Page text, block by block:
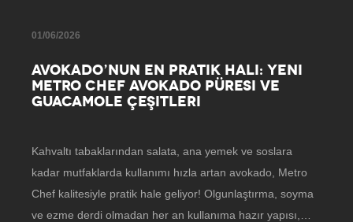
01/06/2026
AVOKADO’NUN EN PRATIK HALI: YENI
METRO CHEF AVOKADO PÜRESI VE
GUACAMOLE ÇEŞITLERI
Kahvaltı tabaklarından salata, ana yemek ve soslara
kadar mutfaklarda kullanımı hızla artan avokado, Metro
Chef kalitesiyle pratik hale geliyor! Olgunlaştırma, soyma
ve ezme derdi olmadan her an kullanıma hazır yapısı,…